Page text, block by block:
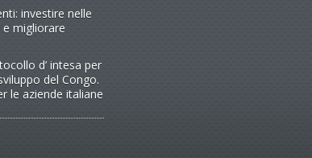
investire nelle
migliorare
d’ intesa per
del Congo.
le aziende italiane